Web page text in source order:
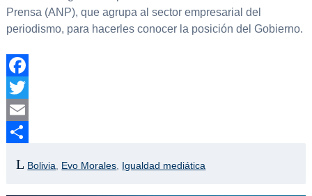
Prensa (ANP), que agrupa al sector empresarial del
periodismo, para hacerles conocer la posición del Gobierno.
Facebook
Twitter
Email
Bolivia Evo Morales Igualdad mediática